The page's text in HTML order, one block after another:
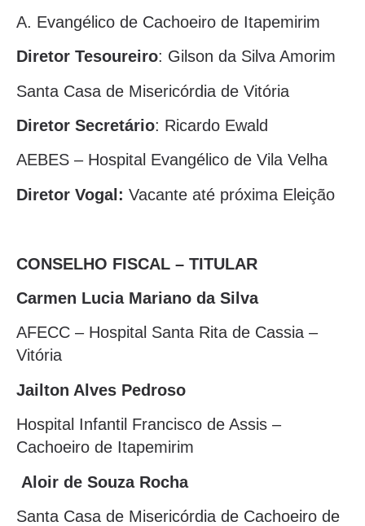
A. Evangélico de Cachoeiro de Itapemirim
Diretor Tesoureiro: Gilson da Silva Amorim
Santa Casa de Misericórdia de Vitória
Diretor Secretário: Ricardo Ewald
AEBES – Hospital Evangélico de Vila Velha
Diretor Vogal: Vacante até próxima Eleição
CONSELHO FISCAL – TITULAR
Carmen Lucia Mariano da Silva
AFECC – Hospital Santa Rita de Cassia –
Vitória
Jailton Alves Pedroso
Hospital Infantil Francisco de Assis –
Cachoeiro de Itapemirim
Aloir de Souza Rocha
Santa Casa de Misericórdia de Cachoeiro de